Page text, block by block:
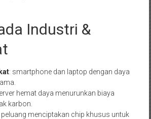
Industri &
: smartphone dan laptop dengan daya
hemat daya menurunkan biaya
karbon.
peluang menciptakan chip khusus untuk